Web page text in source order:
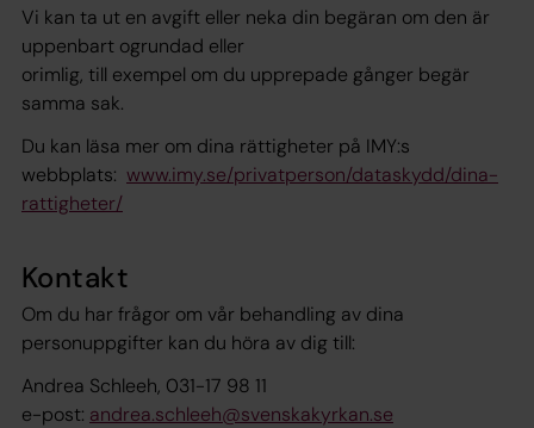
Vi kan ta ut en avgift eller neka din begäran om den är
uppenbart ogrundad eller
orimlig, till exempel om du upprepade gånger begär
samma sak.
Du kan läsa mer om dina rättigheter på IMY:s
webbplats: www.imy.se/privatperson/dataskydd/dina-
rattigheter/
Kontakt
Om du har frågor om vår behandling av dina
personuppgifter kan du höra av dig till:
Andrea Schleeh, 031-17 98 11
e-post: andrea.schleeh@svenskakyrkan.se